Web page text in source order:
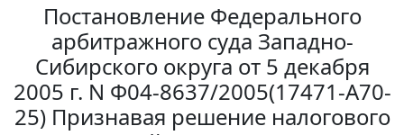
Постановление Федерального
арбитражного суда Западно-
Сибирского округа от 5 декабря
2005 г. N Ф04-8637/2005(17471-А70-
25) Признавая решение налогового